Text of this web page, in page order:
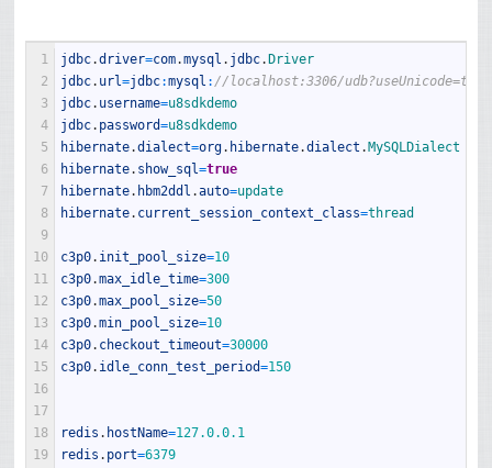
1
2
3
4
5
6
7
8
9
10
11
12
13
14
15
16
17
18
19
jdbc.driver=com.mysql . jdbc. Driver
jdbc. url=jdbc:mysql : //localhost:3306/
jdbc. username=u8sdkdemo
jdbc. password=u8sdkdemo
hibernate.dialect=org. hibernate.dialect . MySQLDialect
hibernate. show_sql=true
hibernate. hbm2ddl .auto=update
hibernate. current_session_context_class=thread
c3p0. init_pool_size=10
c3p0.max_idle_time=300
c3p0.max_pool_size=50
c3p0.min_pool_size=10
c3p0. checkout_timeout=30000
c3p0. idle_conn_test_period=150
redis . hostName=127.0.0.1
redis . port=6379